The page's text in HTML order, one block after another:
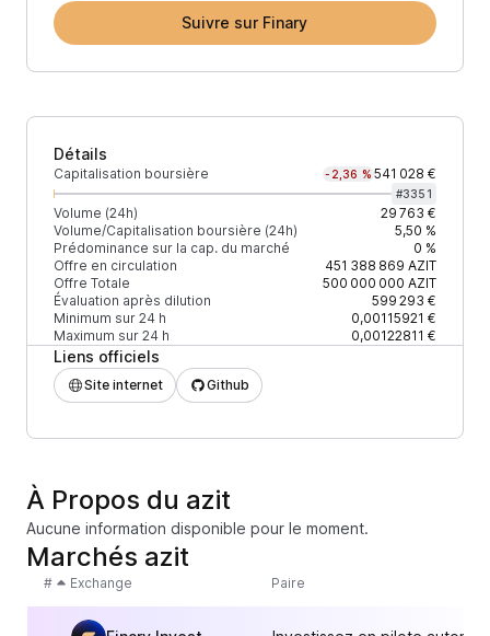
Suivre sur Finary
Détails
Capitalisation boursière -2,36 % 541 028 €
#3351
Volume (24h)
29 763 €
Volume/Capitalisation boursière (24h)
5,50 %
Prédominance sur la cap. du marché
0 %
Offre en circulation
451 388 869 AZIT
Offre Totale
500 000 000 AZIT
Évaluation après dilution
599 293 €
Minimum sur 24 h
0,00115921 €
Maximum sur 24 h
0,00122811 €
Liens officiels
Site internet Github
À Propos du azit
Aucune information disponible pour le moment.
Marchés azit
# Exchange Paire